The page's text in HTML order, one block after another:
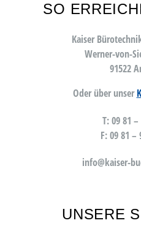
SO
Kaiser
Werner-von-
91522
Oder über unser
T: 09 81
F: 09 81 –
info@kaiser-
UNSERE